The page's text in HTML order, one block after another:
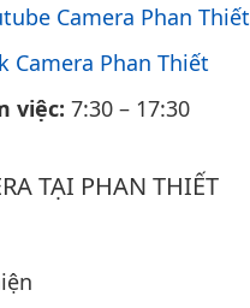
Camera Phan Thiết
Camera Phan Thiết
việc: 7:30 – 17:30
TẠI PHAN THIẾT